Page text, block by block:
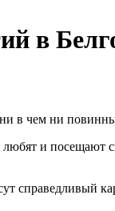
в
ни в чем ни
и посещают
справедливый